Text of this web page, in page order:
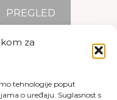
za
tehnologije poput
o uređaju. Suglasnost s
PREGLED
kolačića